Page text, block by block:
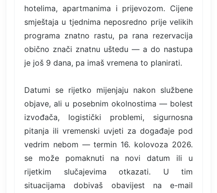
hotelima, apartmanima i prijevozom. Cijene
smještaja u tjednima neposredno prije velikih
programa znatno rastu, pa rana rezervacija
obično znači znatnu uštedu — a do nastupa
je još 9 dana, pa imaš vremena to planirati.
Datumi se rijetko mijenjaju nakon službene
objave, ali u posebnim okolnostima — bolest
izvođača, logistički problemi, sigurnosna
pitanja ili vremenski uvjeti za događaje pod
vedrim nebom — termin 16. kolovoza 2026.
se može pomaknuti na novi datum ili u
rijetkim slučajevima otkazati. U tim
situacijama dobivaš obavijest na e-mail